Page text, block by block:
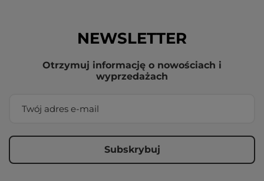
NEWSLETTER
Otrzymuj informację o nowościach i
wyprzedażach